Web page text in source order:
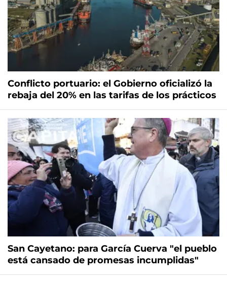
Conflicto portuario: el Gobierno oficializó la
rebaja del 20% en las tarifas de los prácticos
San Cayetano: para García Cuerva "el pueblo
está cansado de promesas incumplidas"